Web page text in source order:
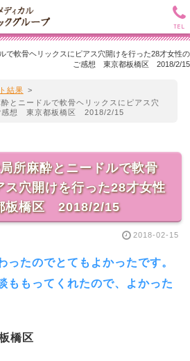
で軟骨ヘリックスにピアス穴開けを行った28才女性の
ご感想 東京都板橋区 2018/2/15
結果 >
とニードルで軟骨ヘリックスにピアス穴
感想 東京都板橋区 2018/2/15
所麻酔とニードルで軟骨
ス穴開けを行った28才女性
板橋区 2018/2/15
2018-02-15
ったのでとてもよかったです。
ももってくれたので、よかった
橋区
TEL